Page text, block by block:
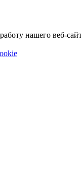
нашего веб-